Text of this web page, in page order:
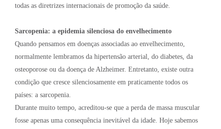
todas as diretrizes internacionais de promoção da saúde.
Sarcopenia: a epidemia silenciosa do envelhecimento
Quando pensamos em doenças associadas ao envelhecimento,
normalmente lembramos da hipertensão arterial, do diabetes, da
osteoporose ou da doença de Alzheimer. Entretanto, existe outra
condição que cresce silenciosamente em praticamente todos os
países: a sarcopenia.
Durante muito tempo, acreditou-se que a perda de massa muscular
fosse apenas uma consequência inevitável da idade. Hoje sabemos